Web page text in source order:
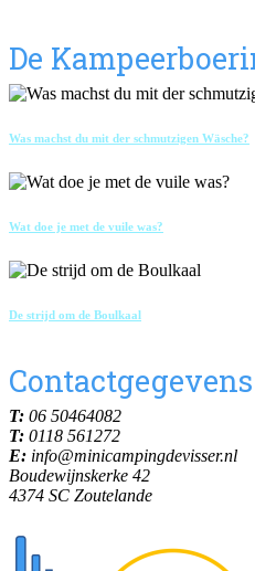
De
Was machst du mit der schmutzigen Wäsche?
Wat doe je met de vuile was?
De strijd om de Boulkaal
Contactgegevens
T: 06 50464082
T: 0118 561272
E: info@minicampingdevisser.nl
Boudewijnskerke 42
4374 SC Zoutelande